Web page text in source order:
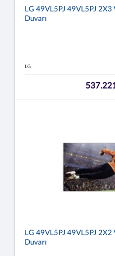
LG 49VL5PJ 49VL5PJ
Duvarı
LG
LG 49VL5PJ 49VL5PJ
Duvarı